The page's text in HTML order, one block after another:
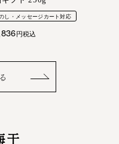
し・メッセージカート対応
税込
干